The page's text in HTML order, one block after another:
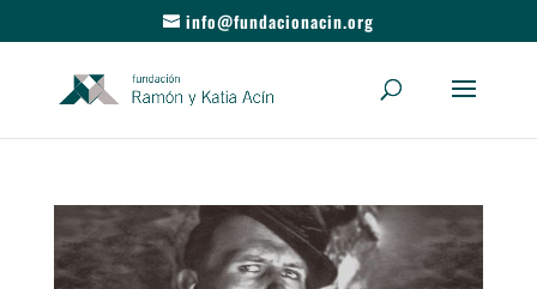
info@fundacionacin.org